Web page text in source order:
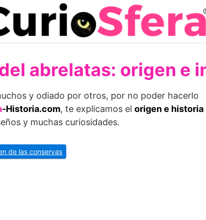
abrelatas: origen e
y odiado por otros, por no poder hacerlo
-Historia.com, te explicamos el origen e historia
y muchas curiosidades.
de las conservas